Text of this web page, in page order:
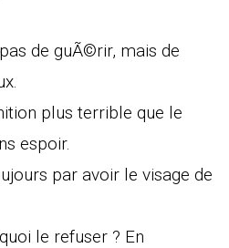
de guÃ©rir, mais de
plus terrible que le
espoir.
par avoir le visage de
le refuser ? En